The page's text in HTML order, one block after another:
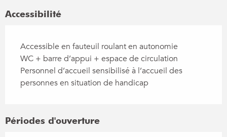
Accessibilité
Accessible en fauteuil roulant en autonomie
WC + barre d’appui + espace de circulation
Personnel d’accueil sensibilisé à l’accueil des
personnes en situation de handicap
Périodes d'ouverture